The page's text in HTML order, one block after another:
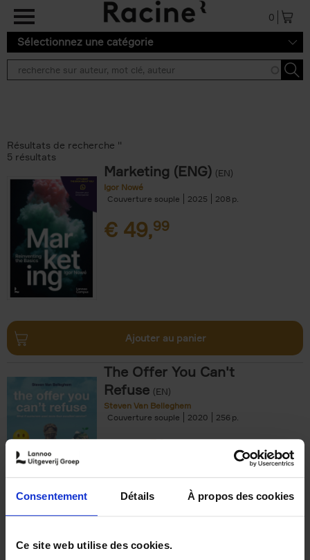
Consentement Détails À propos des cookies
Ce site web utilise des cookies.
Aller au contenu principal
0
Sélectionnez une catégorie
Résultats de recherche ''
5 résultats
Marketing (ENG) (EN)
Igor Nowé
Couverture souple
2025 208
€ 49,99
Ajouter au panier
The Offer You Can't
Refuse (EN)
Steven Van Belleghem
Couverture souple
2020 256
€37,50